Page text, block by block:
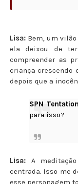
Lisa: Bem, um
ela deixou de
compreender as
criança crescendo
depois que a
SPN
para isso?
Lisa: A
centrada. Isso me
esse personagem